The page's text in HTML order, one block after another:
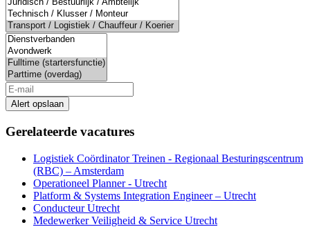
Alert opslaan
Gerelateerde vacatures
Logistiek Coördinator Treinen - Regionaal Besturingscentrum
(RBC) – Amsterdam
Operationeel Planner - Utrecht
Platform & Systems Integration Engineer – Utrecht
Conducteur Utrecht
Medewerker Veiligheid & Service Utrecht